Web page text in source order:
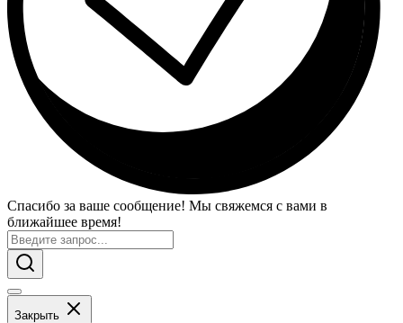
Спасибо за ваше сообщение! Мы свяжемся с вами в
ближайшее время!
Закрыть